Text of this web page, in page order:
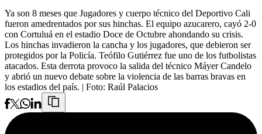
Ya son 8 meses que Jugadores y cuerpo técnico del Deportivo Cali
fueron amedrentados por sus hinchas. El equipo azucarero, cayó 2-0
con Cortuluá en el estadio Doce de Octubre ahondando su crisis.
Los hinchas invadieron la cancha y los jugadores, que debieron ser
protegidos por la Policía. Teófilo Gutiérrez fue uno de los futbolistas
atacados. Esta derrota provoco la salida del técnico Máyer Candelo
y abrió un nuevo debate sobre la violencia de las barras bravas en
los estadios del país. | Foto: Raúl Palacios